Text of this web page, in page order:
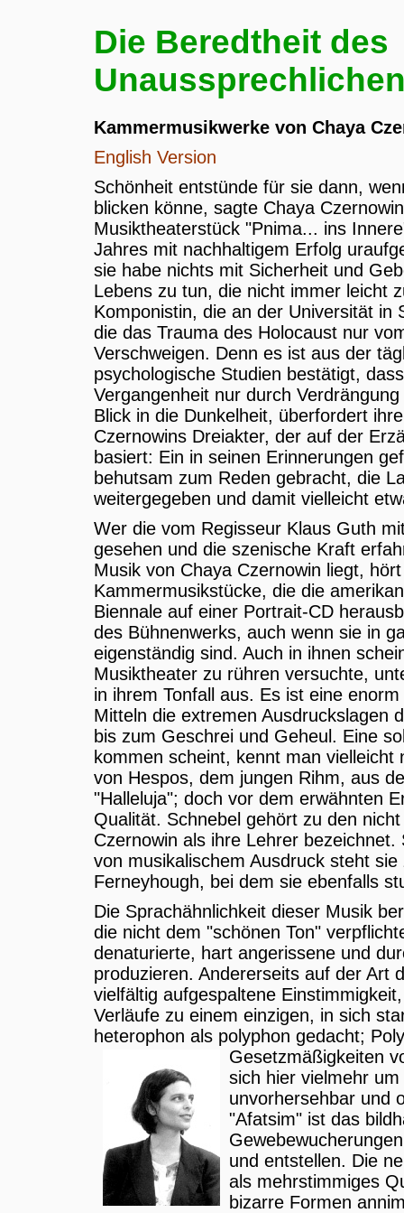
Die Beredtheit des
Kammermusikwerke von Chaya
English Version
Schönheit entstünde für sie dann,
blicken könne, sagte Chaya
Musiktheaterstück "Pnima... ins
Jahres mit nachhaltigem Erfolg
sie habe nichts mit Sicherheit und
Lebens zu tun, die nicht immer leicht
Komponistin, die an der Universität
die das Trauma des Holocaust nur
Verschweigen. Denn es ist aus der
psychologische Studien bestätigt,
Vergangenheit nur durch
Blick in die Dunkelheit, überfordert
Czernowins Dreiakter, der auf der
basiert: Ein in seinen Erinnerungen
behutsam zum Reden gebracht, die
weitergegeben und damit vielleicht
Wer die vom Regisseur Klaus Guth
gesehen und die szenische Kraft
Musik von Chaya Czernowin liegt,
Kammermusikstücke, die die
Biennale auf einer Portrait-CD
des Bühnenwerks, auch wenn sie in
eigenständig sind. Auch in ihnen
Musiktheater zu rühren versuchte,
in ihrem Tonfall aus. Es ist eine
Mitteln die extremen Ausdruckslagen
bis zum Geschrei und Geheul. Eine
kommen scheint, kennt man
von Hespos, dem jungen Rihm, aus
"Halleluja"; doch vor dem erwähnten
Qualität. Schnebel gehört zu den
Czernowin als ihre Lehrer
von musikalischem Ausdruck steht
Ferneyhough, bei dem sie ebenfalls
Die Sprachähnlichkeit dieser Musik
die nicht dem "schönen Ton"
denaturierte, hart angerissene und
produzieren. Andererseits auf der Art
vielfältig aufgespaltene
Verläufe zu einem einzigen, in sich
heterophon als polyphon gedacht;
Gesetzmäßigkeiten
sich hier vielmehr
unvorhersehbar und
"Afatsim" ist das
und entstellen. Die
als mehrstimmiges
bizarre Formen